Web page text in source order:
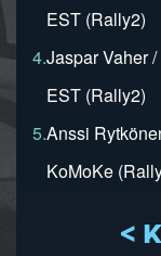
EST (Rally2)
4.Jaspar Vaher
EST (Rally2)
5.Anssi
KoMoKe
<